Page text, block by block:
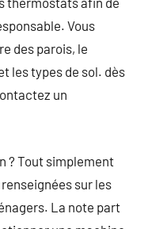
Vous
des parois, le
les types de sol. dès
un
? Tout simplement
sur les
La note part